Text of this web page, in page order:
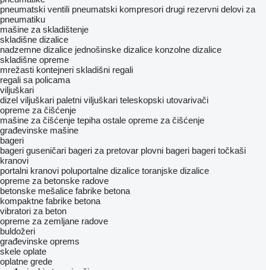
pneumatski ventili pneumatski kompresori drugi rezervni delovi za
pneumatiku
mašine za skladištenje
skladišne dizalice
nadzemne dizalice jednošinske dizalice konzolnе dizalicе
skladišne opreme
mrežasti kontejneri skladišni regali
regali sa policama
viljuškari
dizel viljuškari paletni viljuškari teleskopski utovarivači
opreme za čišćenje
mašine za čišćenje tepiha ostale opreme za čišćenje
građevinske mašine
bageri
bageri guseničari bageri za pretovar plovni bageri bageri točkaši
kranovi
portalni kranovi poluportalne dizalice toranjske dizalice
opreme za betonske radove
betonske mešalice fabrike betona
kompaktne fabrike betona
vibratori za beton
opreme za zemljane radove
buldožeri
građevinske oprems
skele oplate
oplatne grede